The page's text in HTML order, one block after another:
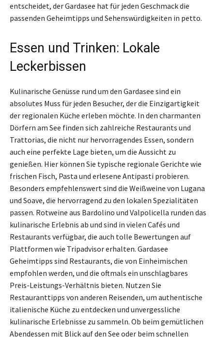
entscheidet, der Gardasee hat für jeden Geschmack die
passenden Geheimtipps und Sehenswürdigkeiten in petto.
Essen und Trinken: Lokale
Leckerbissen
Kulinarische Genüsse rund um den Gardasee sind ein
absolutes Muss für jeden Besucher, der die Einzigartigkeit
der regionalen Küche erleben möchte. In den charmanten
Dörfern am See finden sich zahlreiche Restaurants und
Trattorias, die nicht nur hervorragendes Essen, sondern
auch eine perfekte Lage bieten, um die Aussicht zu
genießen. Hier können Sie typische regionale Gerichte wie
frischen Fisch, Pasta und erlesene Antipasti probieren.
Besonders empfehlenswert sind die Weißweine von Lugana
und Soave, die hervorragend zu den lokalen Spezialitäten
passen. Rotweine aus Bardolino und Valpolicella runden das
kulinarische Erlebnis ab und sind in vielen Cafés und
Restaurants verfügbar, die auch tolle Bewertungen auf
Plattformen wie Tripadvisor erhalten. Gardasee
Geheimtipps sind Restaurants, die von Einheimischen
empfohlen werden, und die oftmals ein unschlagbares
Preis-Leistungs-Verhältnis bieten. Nutzen Sie
Restauranttipps von anderen Reisenden, um authentische
italienische Küche zu entdecken und unvergessliche
kulinarische Erlebnisse zu sammeln. Ob beim gemütlichen
Abendessen mit Blick auf den See oder beim schnellen